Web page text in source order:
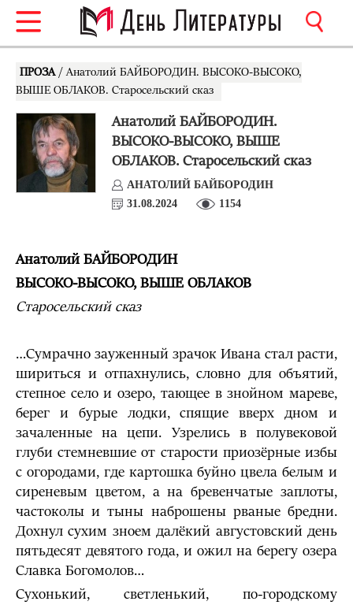
ПРОЗА / Анатолий БАЙБОРОДИН. ВЫСОКО-ВЫСОКО,
ВЫШЕ ОБЛАКОВ. Старосельский сказ
Анатолий БАЙБОРОДИН.
ВЫСОКО-ВЫСОКО, ВЫШЕ
ОБЛАКОВ. Старосельский сказ
АНАТОЛИЙ БАЙБОРОДИН
31.08.2024
1154
Анатолий БАЙБОРОДИН
ВЫСОКО-ВЫСОКО, ВЫШЕ ОБЛАКОВ
Старосельский сказ
…Сумрачно зауженный зрачок Ивана стал расти,
шириться и отпахнулись, словно для объятий,
степное село и озеро, тающее в знойном мареве,
берег и бурые лодки, спящие вверх дном и
зачаленные на цепи. Узрелись в полувековой
глуби стемневшие от старости приозёрные избы
с огородами, где картошка буйно цвела белым и
сиреневым цветом, а на бревенчатые заплоты,
частоколы и тыны наброшены рваные бредни.
Дохнул сухим зноем далёкий августовский день
пятьдесят девятого года, и ожил на берегу озера
Славка Богомолов…
Сухонький, светленький, по-городскому